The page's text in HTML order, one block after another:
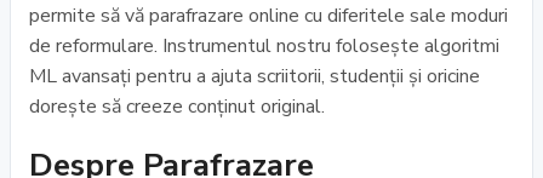
permite să vă parafrazare online cu diferitele sale moduri
de reformulare. Instrumentul nostru folosește algoritmi
ML avansați pentru a ajuta scriitorii, studenții și oricine
dorește să creeze conținut original.
Despre Parafrazare